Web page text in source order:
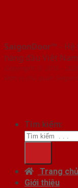
SaigonDoor™ - Hệ
hàng đầu Việt Nam
Copyright ⓒ 2016 –
Đơn vị chủ quản
Tìm kiếm:
Trang chủ
Giới thiệu